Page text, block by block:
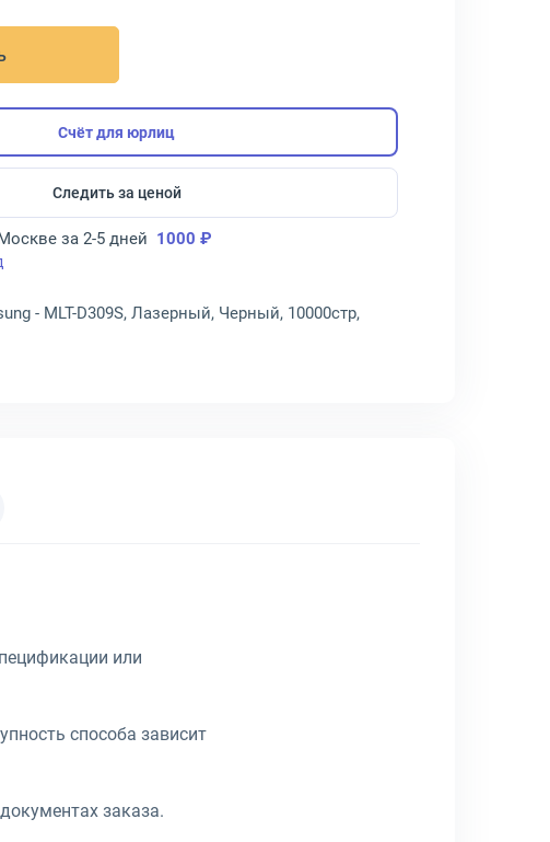
Счёт для юрлиц
Следить за ценой
за 2-5 дней 1000 ₽
- MLT-D309S, Лазерный, Черный, 10000стр,
или
способа зависит
заказа.